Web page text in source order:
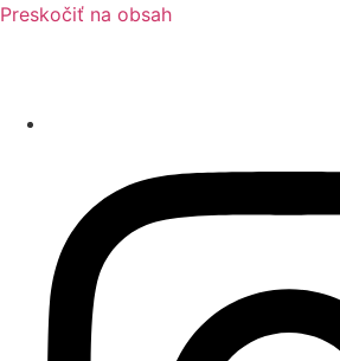
Preskočiť na obsah